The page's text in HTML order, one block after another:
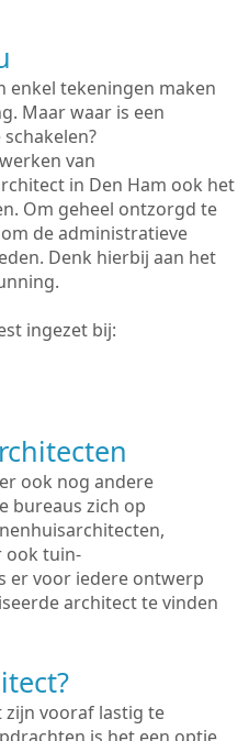
enkel tekeningen maken
Maar waar is een
van
in Den Ham ook het
Om geheel ontzorgd te
de administratieve
Denk hierbij aan het
ingezet bij:
ook nog andere
bureaus zich op
ook tuin-
er voor iedere ontwerp
architect te vinden
zijn vooraf lastig te